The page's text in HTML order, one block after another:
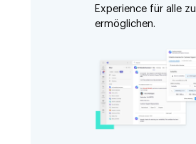
Experience für alle zu
ermöglichen.